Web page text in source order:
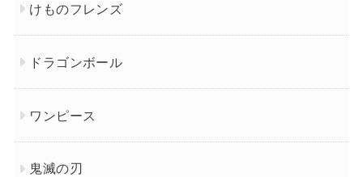
けものフレンズ
ドラゴンボール
ワンピース
鬼滅の刃